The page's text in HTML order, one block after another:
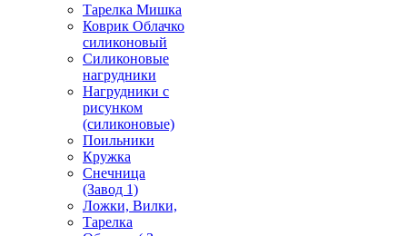
Тарелка Мишка
Коврик Облачко
силиконовый
Силиконовые
нагрудники
Нагрудники с
рисунком
(силиконовые)
Поильники
Кружка
Снечница
(Завод 1)
Ложки, Вилки,
Тарелка